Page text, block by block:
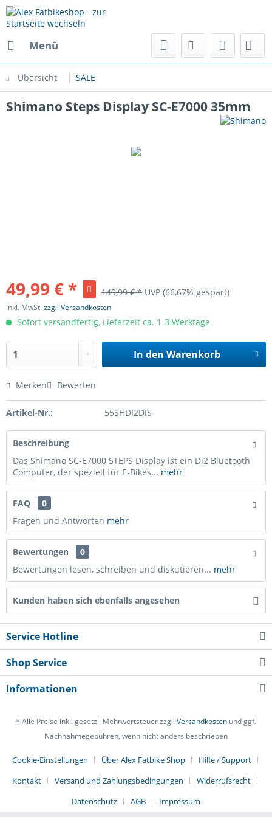
Menü
Übersicht SALE
Shimano Steps Display SC-E7000 35mm
49,99 € * 149,99 € * UVP (66,67% gespart)
inkl. MwSt.zzgl. Versandkosten
Sofort versandfertig, Lieferzeit ca. 1-3 Werktage
In den Warenkorb
Merken Bewerten
Artikel-Nr.: 55SHDI2DIS
Beschreibung
Das Shimano SC-E7000 STEPS Display ist ein Di2 Bluetooth
Computer, der speziell für E-Bikes... mehr
FAQ
0
Fragen und Antworten mehr
Bewertungen
0
Bewertungen lesen, schreiben und diskutieren... mehr
Kunden haben sich ebenfalls angesehen
Service Hotline
Shop Service
Informationen
* Alle Preise inkl. gesetzl. Mehrwertsteuer zzgl.Versandkosten und ggf.
Nachnahmegebühren, wenn nicht anders beschrieben
Cookie-Einstellungen Über Alex Fatbike Shop
Hilfe / Support
Kontakt
Versand und Zahlungsbedingungen
Widerrufsrecht
Datenschutz
AGB Impressum